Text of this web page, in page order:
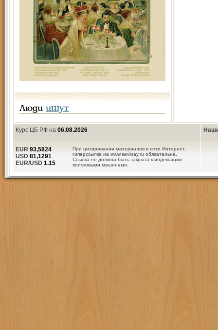
Люди ищут
Курс ЦБ РФ на 06.08.2026
При цитировании материалов в сети Интернет,
гиперссылка на www.sevkray.ru обязательна.
Ссылка не должна быть закрыта к индексации
поисковыми машинами.
EUR 93,5824
USD 81,1291
EUR/USD 1.15